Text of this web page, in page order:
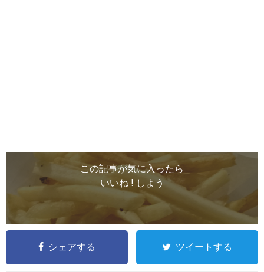
この記事が気に入ったら
いいね ! しよう
シェアする ツイートする